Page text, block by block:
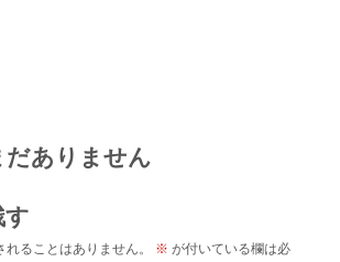
ありません
ることはありません。 ※ が付いている欄は必